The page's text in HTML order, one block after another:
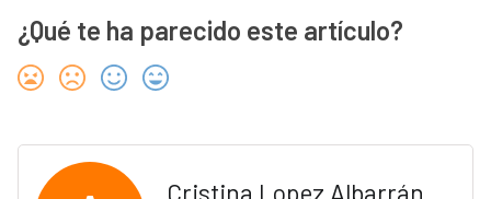
¿Qué te ha parecido este artículo?